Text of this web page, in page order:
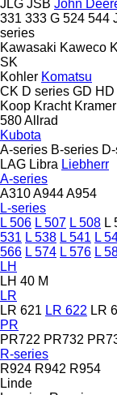
JLG JSB John
331 333 G 524 544
series
Kawasaki Kaweco
SK
Kohler Komatsu
CK D series GD HD
Koop Kracht Kramer
580Allrad
Kubota
A-series B-series
LAG Libra Liebherr
A-series
A310A944A954
L-series
L 506 L 507 L 508 L
531 L 538 L 541 L
566 L 574 L 576 L
LH
LH 40 M
LR
LR 621 LR 622 LR
PR
PR722 PR732
R-series
R924 R942 R954
Linde